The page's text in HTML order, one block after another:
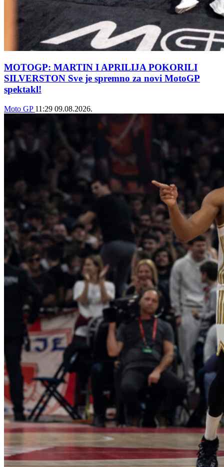
MOTOGP: MARTIN I APRILIJA POKORILI
SILVERSTON Sve je spremno za novi MotoGP
spektakl!
Moto GP 11:29 09.08.2026.